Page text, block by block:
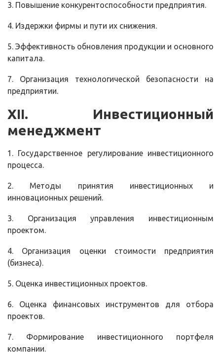
3. Повышение конкурентоспособности предприятия.
4. Издержки фирмы и пути их снижения.
5. Эффективность обновления продукции и основного
капитала.
7. Организация технологической безопасности на
предприятии.
XII. Инвестиционный
менеджмент
1. Государственное регулирование инвестиционного
процесса.
2. Методы принятия инвестиционных и
инновационных решений.
3. Организация управления инвестиционным
проектом.
4. Организация оценки стоимости предприятия
(бизнеса).
5. Оценка инвестиционных проектов.
6. Оценка финансовых инструментов для отбора
проектов.
7. Формирование инвестиционного портфеля
компании.